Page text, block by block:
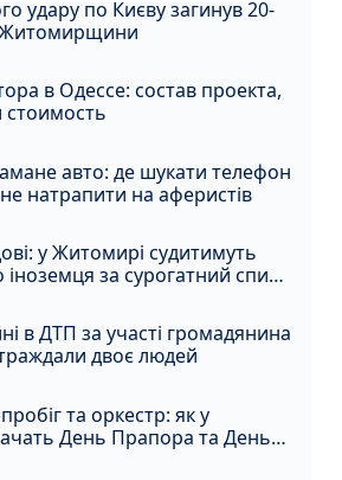
удару по Києву загинув 20-
Житомирщини
в Одессе: состав проекта,
авто: де шукати телефон
натрапити на аферистів
у Житомирі судитимуть
за сурогатний спирт
в ДТП за участі громадянина
двоє людей
та оркестр: як у
День Прапора та День